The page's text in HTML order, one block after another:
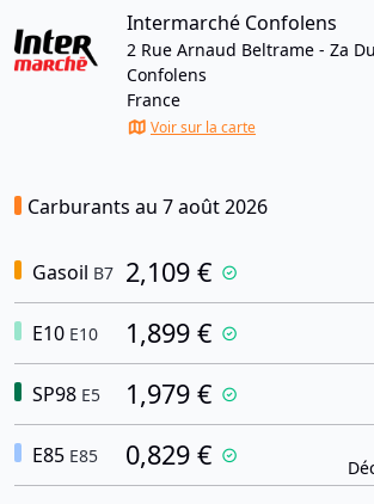
Intermarché Confolens
2 Rue Arnaud Beltrame - Za
Confolens
France
Voir sur la carte
Carburants au 7 août 2026
Gasoil B7 2,109 €
E10 E10 1,899 €
SP98 E5 1,979 €
E85 E85 0,829 €